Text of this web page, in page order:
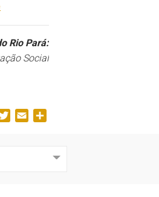
Rio Pará:
Social
TwitterEmail